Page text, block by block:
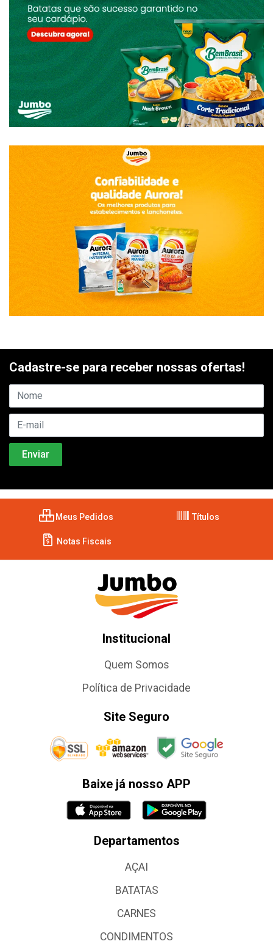
Cadastre-se para receber nossas ofertas!
Meus Pedidos Títulos
Notas Fiscais
Institucional
Quem Somos
Política de Privacidade
Site Seguro
Baixe já nosso APP
Departamentos
AÇAI
BATATAS
CARNES
CONDIMENTOS